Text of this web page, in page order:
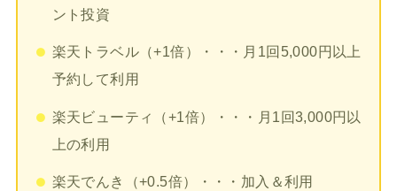
ント投資
楽天トラベル（+1倍）・・・月1回5,000円以上
予約して利用
楽天ビューティ（+1倍）・・・月1回3,000円以
上の利用
楽天でんき（+0.5倍）・・・加入＆利用